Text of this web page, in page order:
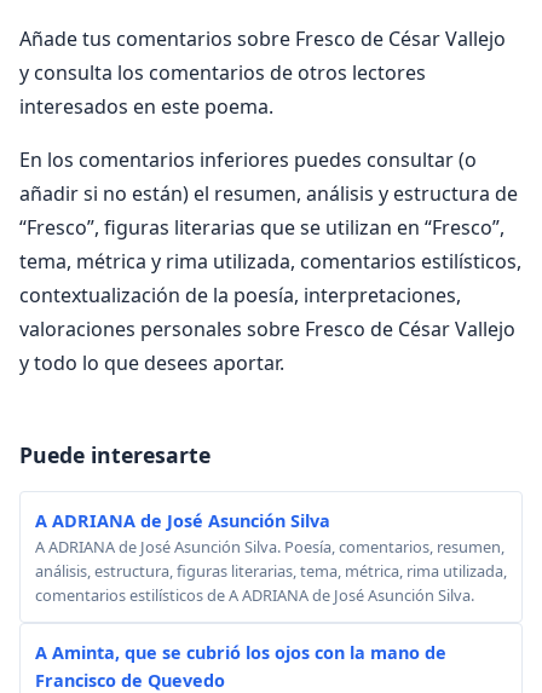
Añade tus comentarios sobre Fresco de César Vallejo
y consulta los comentarios de otros lectores
interesados en este poema.
En los comentarios inferiores puedes consultar (o
añadir si no están) el resumen, análisis y estructura de
“Fresco”, figuras literarias que se utilizan en “Fresco”,
tema, métrica y rima utilizada, comentarios estilísticos,
contextualización de la poesía, interpretaciones,
valoraciones personales sobre Fresco de César Vallejo
y todo lo que desees aportar.
Puede interesarte
A ADRIANA de José Asunción Silva
A ADRIANA de José Asunción Silva. Poesía, comentarios, resumen,
análisis, estructura, figuras literarias, tema, métrica, rima utilizada,
comentarios estilísticos de A ADRIANA de José Asunción Silva.
A Aminta, que se cubrió los ojos con la mano de
Francisco de Quevedo